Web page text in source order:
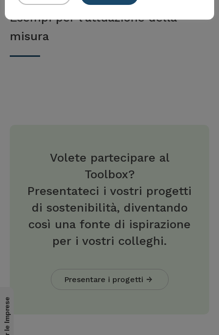
Esempi per l'attuazione della
misura
Volete partecipare al
Toolbox?
Presentateci i vostri progetti
di sostenibilità, diventando
così una fonte di ispirazione
per i vostri colleghi.
Presentare i progetti
per le Imprese